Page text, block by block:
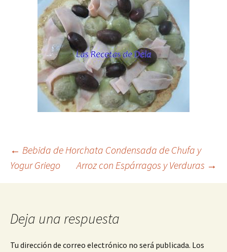
Navegación
de
entradas
← Bebida de Horchata Condensada de Chufa y
Yogur Griego
Arroz con Espárragos y Verduras →
Deja una respuesta
Tu dirección de correo electrónico no será publicada. Los